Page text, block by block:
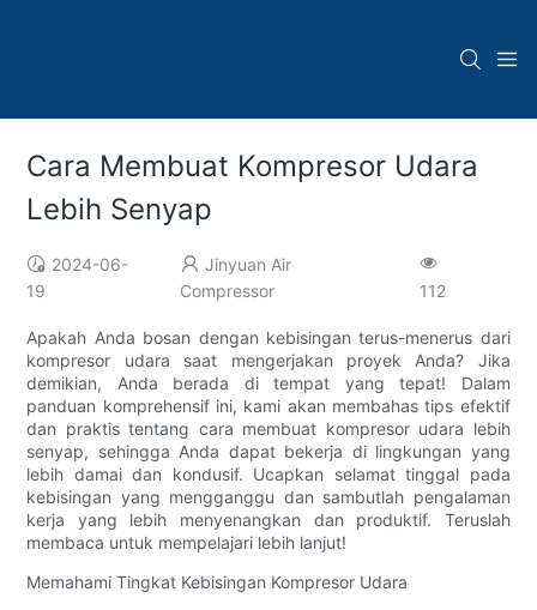
Cara Membuat Kompresor Udara
Lebih Senyap
2024-06-
19
Jinyuan Air
Compressor
112
Apakah Anda bosan dengan kebisingan terus-menerus dari
kompresor udara saat mengerjakan proyek Anda? Jika
demikian, Anda berada di tempat yang tepat! Dalam
panduan komprehensif ini, kami akan membahas tips efektif
dan praktis tentang cara membuat kompresor udara lebih
senyap, sehingga Anda dapat bekerja di lingkungan yang
lebih damai dan kondusif. Ucapkan selamat tinggal pada
kebisingan yang mengganggu dan sambutlah pengalaman
kerja yang lebih menyenangkan dan produktif. Teruslah
membaca untuk mempelajari lebih lanjut!
Memahami Tingkat Kebisingan Kompresor Udara